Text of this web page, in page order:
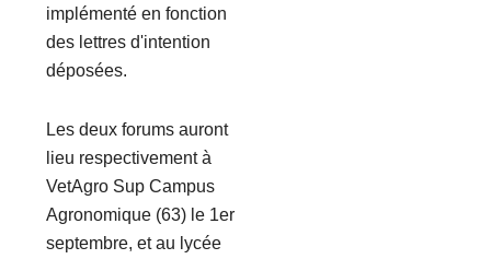
implémenté en fonction
des lettres d'intention
déposées.
Les deux forums auront
lieu respectivement à
VetAgro Sup Campus
Agronomique (63) le 1er
septembre, et au lycée